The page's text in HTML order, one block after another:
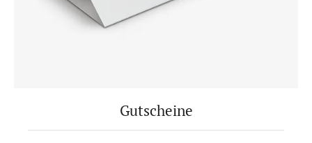
Gutscheine